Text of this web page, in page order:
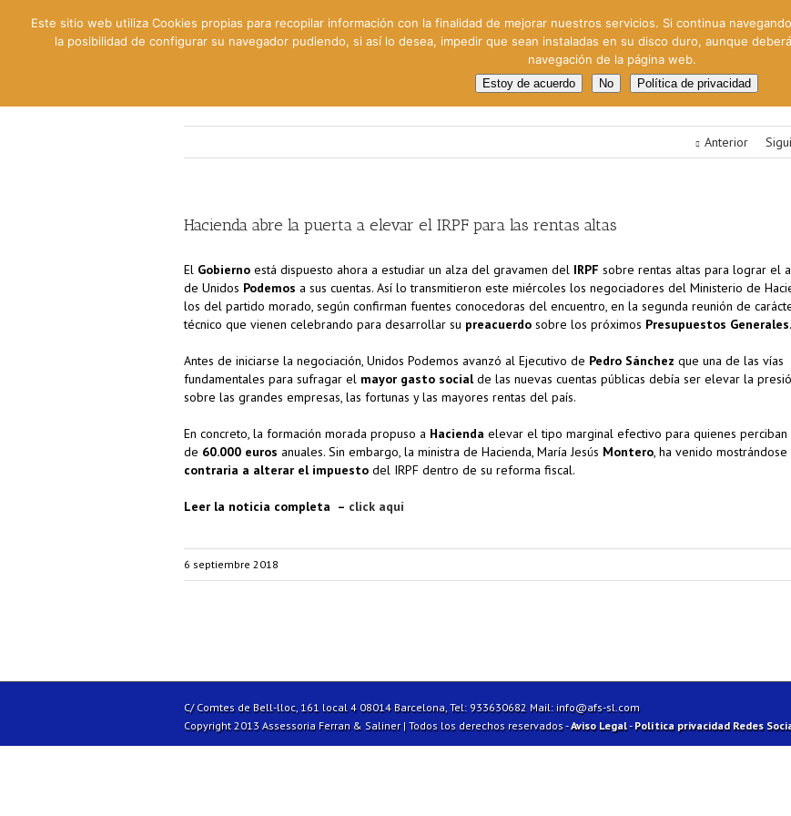
Gestión Cinematográfica Otros servicios
Anterior
Hacienda abre la puerta a elevar el IRPF para las rentas altas
El Gobierno está dispuesto ahora a estudiar un alza del gravamen del IRPF sobre rentas altas para lograr el
de Unidos Podemos a sus cuentas. Así lo transmitieron este miércoles los negociadores del Ministerio de
los del partido morado, según confirman fuentes conocedoras del encuentro, en la segunda reunión de
técnico que vienen celebrando para desarrollar su preacuerdo sobre los próximos Presupuestos Generales.
Antes de iniciarse la negociación, Unidos Podemos avanzó al Ejecutivo de Pedro Sánchez que una de las vías
fundamentales para sufragar el mayor gasto socialde las nuevas cuentas públicas debía ser elevar la
sobre las grandes empresas, las fortunas y las mayores rentas del país.
En concreto, la formación morada propuso a Hacienda elevar el tipo marginal efectivo para quienes perciban
de 60.000 euros anuales. Sin embargo, la ministra de Hacienda, María Jesús Montero, ha venido mostrándose
contraria a alterar el impuesto del IRPF dentro de su reforma fiscal.
Leer la noticia completa – click aquí
6 septiembre 2018
C/ Comtes de Bell-lloc, 161 local 4 08014 Barcelona, Tel: 933630682 Mail: info@afs-sl.com
Copyright 2013 Assessoria Ferran & Saliner | Todos los derechos reservados -Aviso Legal-Política privacidad Redes
Este sitio web utiliza Cookies propias para recopilar información con la finalidad de mejorar nuestros servicios. Si continua
la posibilidad de configurar su navegador pudiendo, si así lo desea, impedir que sean instaladas en su disco duro, aunque
navegación de la página web.
Estoy de acuerdo No Política de privacidad